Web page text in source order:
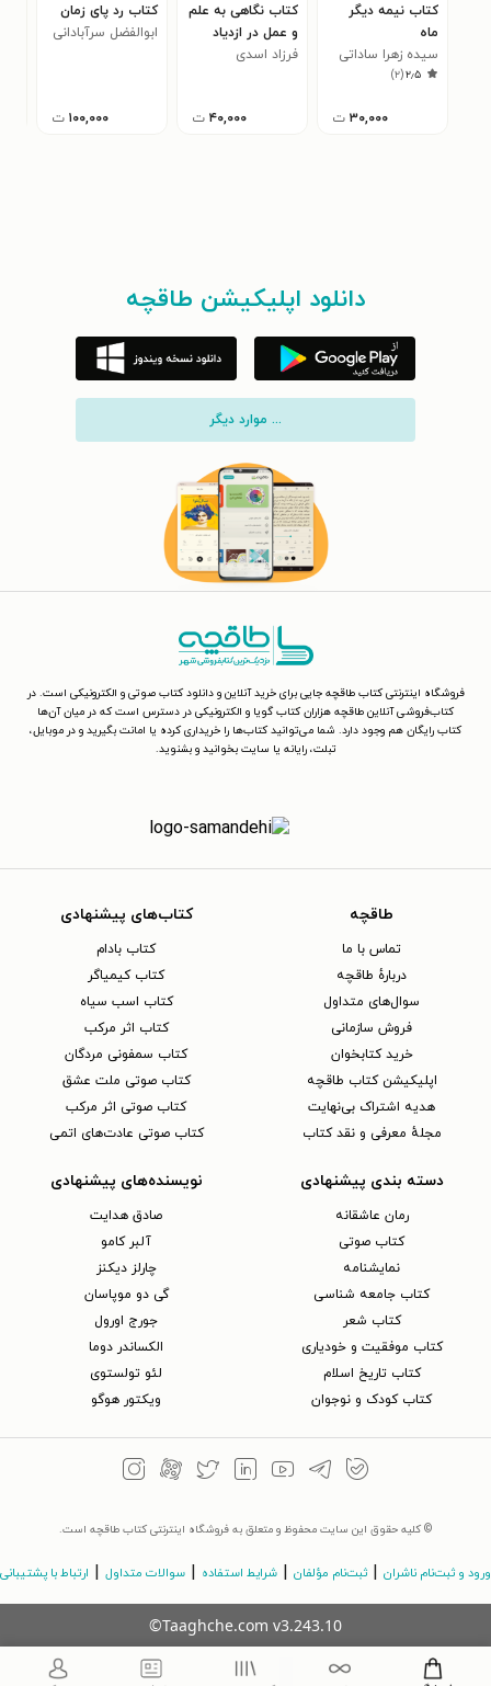
کتاب نیمه‌ دیگر
ماه
سیده زهرا ساداتی
۲٫۵(۲)
۳۰,۰۰۰ ت
کتاب نگاهی به علم
و عمل در ازدیاد
برداشت نفت
فرزاد اسدی
۴۰,۰۰۰ ت
کتاب رد پای زمان
ابوالفضل سرآبادانی
۱۰۰,۰۰۰ ت
دانلود اپلیکیشن طاقچه
... موارد دیگر
فروشگاه اینترنتی کتاب طاقچه جایی برای خرید آنلاین و دانلود کتاب صوتی و الکترونیکی است. در
کتاب‌فروشی آنلاین طاقچه هزاران کتاب گویا و الکترونیکی در دسترس است که در میان آن‌ها
کتاب رایگان هم وجود دارد. شما می‌توانید کتاب‌ها را خریداری کرده یا امانت بگیرید و در موبایل،
تبلت، رایانه یا سایت بخوانید و بشنوید.
طاقچه
تماس با ما
دربارهٔ طاقچه
سوال‌های متداول
فروش سازمانی
خرید کتابخوان
اپلیکیشن کتاب طاقچه
هدیه اشتراک بی‌نهایت
مجلهٔ معرفی و نقد کتاب
کتاب‌های پیشنهادی
کتاب بادام
کتاب کیمیاگر
کتاب اسب سیاه
کتاب اثر مرکب
کتاب سمفونی مردگان
کتاب صوتی ملت عشق
کتاب صوتی اثر مرکب
کتاب صوتی عادت‌های اتمی
دسته بندی پیشنهادی
رمان عاشقانه
کتاب‌ صوتی
نمایشنامه
کتاب جامعه شناسی
کتاب شعر
کتاب موفقیت و خودیاری
کتاب تاریخ اسلام
کتاب کودک و نوجوان
نویسنده‌های پیشنهادی
صادق هدایت
آلبر کامو
چارلز دیکنز
گی دو موپاسان
جورج اورول
الکساندر دوما
لئو تولستوی
ویکتور هوگو
© کلیه حقوق این سایت محفوظ و متعلق به فروشگاه اینترنتی کتاب طاقچه است.
ورود و ثبت‌نام ناشران ثبت‌نام مؤلفان شرایط استفاده سوالات متداول ارتباط با پشتیبانی
©Taaghche.com v3.243.10